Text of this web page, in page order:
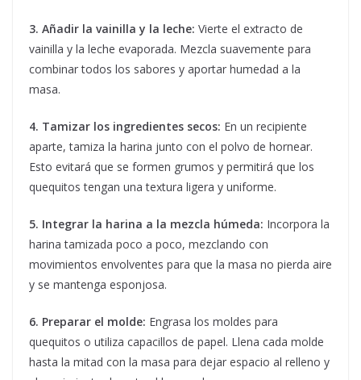
3. Añadir la vainilla y la leche: Vierte el extracto de
vainilla y la leche evaporada. Mezcla suavemente para
combinar todos los sabores y aportar humedad a la
masa.
4. Tamizar los ingredientes secos: En un recipiente
aparte, tamiza la harina junto con el polvo de hornear.
Esto evitará que se formen grumos y permitirá que los
quequitos tengan una textura ligera y uniforme.
5. Integrar la harina a la mezcla húmeda: Incorpora la
harina tamizada poco a poco, mezclando con
movimientos envolventes para que la masa no pierda aire
y se mantenga esponjosa.
6. Preparar el molde: Engrasa los moldes para
quequitos o utiliza capacillos de papel. Llena cada molde
hasta la mitad con la masa para dejar espacio al relleno y